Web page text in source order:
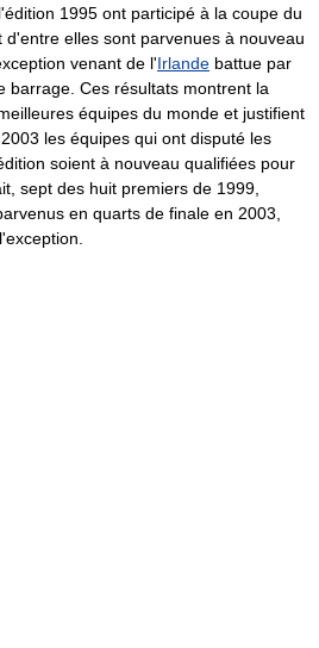
1995 ont participé à la coupe du
d'entre elles sont parvenues à nouveau
venant de l'Irlande battue par
barrage. Ces résultats montrent la
équipes du monde et justifient
les équipes qui ont disputé les
soient à nouveau qualifiées pour
sept des huit premiers de 1999,
en quarts de finale en 2003,